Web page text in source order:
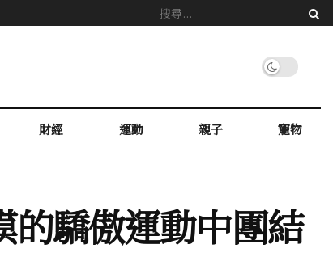
財經 運動 親子 寵物
驕傲運動中團結